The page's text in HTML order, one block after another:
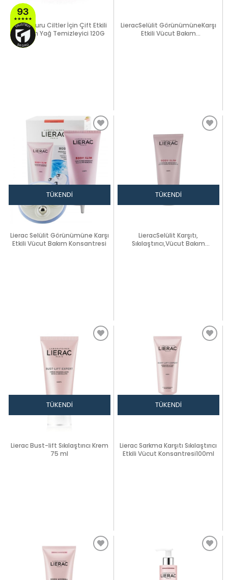
Lierac Kuru Ciltler İçin Çift Etkili
Balsam Yağ Temizleyici 120G
LieracSelülit GörünümüneKarşı
Etkili Vücut Bakım
TÜKENDI
Lierac Selülit Görünümüne Karşı
Etkili Vücut Bakım Konsantresi
TÜKENDI
LieracSelülit Karşıtı,
Sıkılaştırıcı,Vücut Bakım
TÜKENDI
Lierac Bust-lift Sıkılaştırıcı Krem
75 ml
TÜKENDI
Lierac Sarkma Karşıtı Sıkılaştırıcı
Etkili Vücut Konsantresi100ml